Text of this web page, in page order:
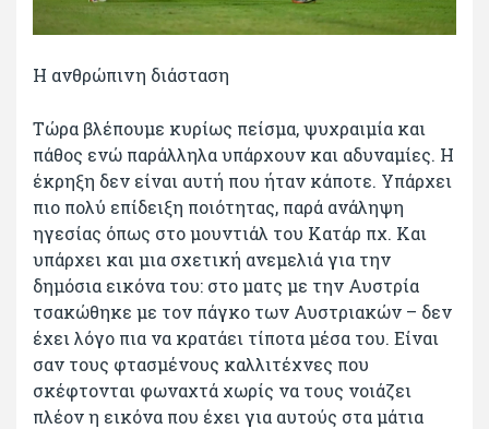
Η ανθρώπινη διάσταση
Τώρα βλέπουμε κυρίως πείσμα, ψυχραιμία και
πάθος ενώ παράλληλα υπάρχουν και αδυναμίες. Η
έκρηξη δεν είναι αυτή που ήταν κάποτε. Υπάρχει
πιο πολύ επίδειξη ποιότητας, παρά ανάληψη
ηγεσίας όπως στο μουντιάλ του Κατάρ πχ. Και
υπάρχει και μια σχετική ανεμελιά για την
δημόσια εικόνα του: στο ματς με την Αυστρία
τσακώθηκε με τον πάγκο των Αυστριακών – δεν
έχει λόγο πια να κρατάει τίποτα μέσα του. Είναι
σαν τους φτασμένους καλλιτέχνες που
σκέφτονται φωναχτά χωρίς να τους νοιάζει
πλέον η εικόνα που έχει για αυτούς στα μάτια